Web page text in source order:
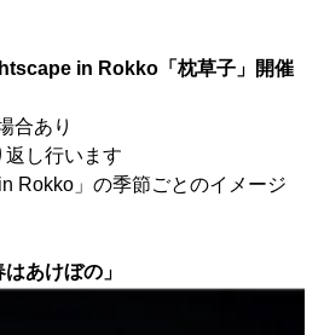
in Rokko「枕草子」開催
合あり
し行います
Rokko」の季節ごとのイメージ
あけぼの」